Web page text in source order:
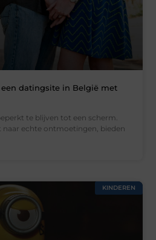
datingsite in België met
te blijven tot een scherm.
naar echte ontmoetingen, bieden
KINDEREN